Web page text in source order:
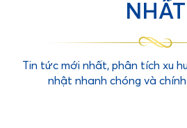
NHẤT
Tin tức mới nhất, phân tích xu
nhật nhanh chóng và